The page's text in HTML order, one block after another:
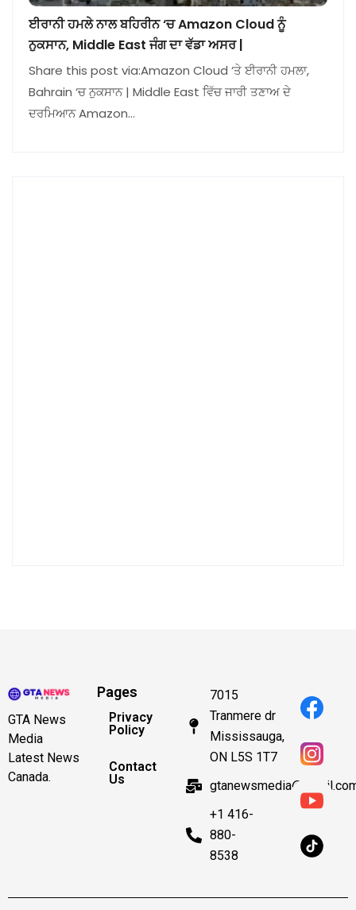
ਈਰਾਨੀ ਹਮਲੇ ਨਾਲ ਬਹਿਰੀਨ ‘ਚ Amazon Cloud ਨੂੰ
ਨੁਕਸਾਨ, Middle East ਜੰਗ ਦਾ ਵੱਡਾ ਅਸਰ |
Share this post via:Amazon Cloud ‘ਤੇ ਈਰਾਨੀ ਹਮਲਾ,
Bahrain ‘ਚ ਨੁਕਸਾਨ | Middle East ਵਿੱਚ ਜਾਰੀ ਤਣਾਅ ਦੇ
ਦਰਮਿਆਨ Amazon…
GTA News
Media
Latest News
Canada.
Pages
Privacy
Policy
Contact
Us
7015
Tranmere dr
Mississauga,
ON L5S 1T7
+1 416-
880-
8538